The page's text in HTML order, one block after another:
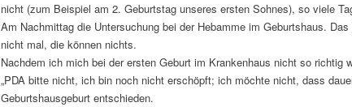
nicht (zum Beispiel am 2. Geburtstag unseres ersten Sohnes), so viele
Am Nachmittag die Untersuchung bei der Hebamme im Geburtshaus.
nicht mal, die können nichts.
Nachdem ich mich bei der ersten Geburt im Krankenhaus nicht so richtig
„PDA bitte nicht, ich bin noch nicht erschöpft; ich möchte nicht, dass
Geburtshausgeburt entschieden.